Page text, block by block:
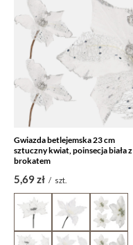
Gwiazda betlejemska 23 cm
sztuczny kwiat, poinsecja biała z
brokatem
5,69 zł / szt.